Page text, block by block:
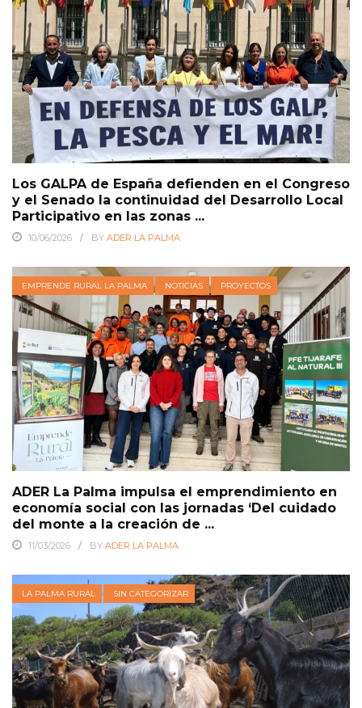
Los GALPA de España defienden en el Congreso
y el Senado la continuidad del Desarrollo Local
Participativo en las zonas ...
10/06/2026 BY ADER LA PALMA
EMPRENDE RURAL LA PALMA NOTICIAS PROYECTOS
ADER La Palma impulsa el emprendimiento en
economía social con las jornadas ‘Del cuidado
del monte a la creación de ...
11/03/2026 BY ADER LA PALMA
LA PALMA RURAL SIN CATEGORIZAR